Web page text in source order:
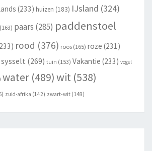
(233) huizen (183) IJsland (324)
(163) paars (285) paddenstoel
rood (376) roos (165) roze (231)
sysselt (269) tuin (153) Vakantie (233) vogel
water (489)wit (538)
zuid-afrika (142) zwart-wit (148)